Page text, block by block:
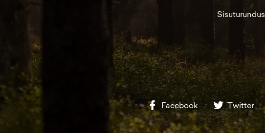
Sisuturundus
Facebook Twitter